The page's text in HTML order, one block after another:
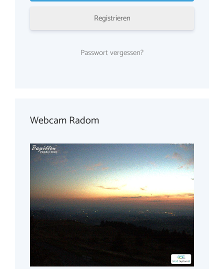
Registrieren
Passwort vergessen?
Webcam Radom